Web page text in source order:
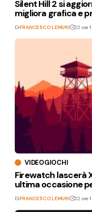
Silent Hill 2 si
migliora grafica e
DiFRANCESCO LEMURI 22 ore
VIDEOGIOCHI
Firewatch lascerà
ultima occasione
DiFRANCESCO LEMURI 22 ore